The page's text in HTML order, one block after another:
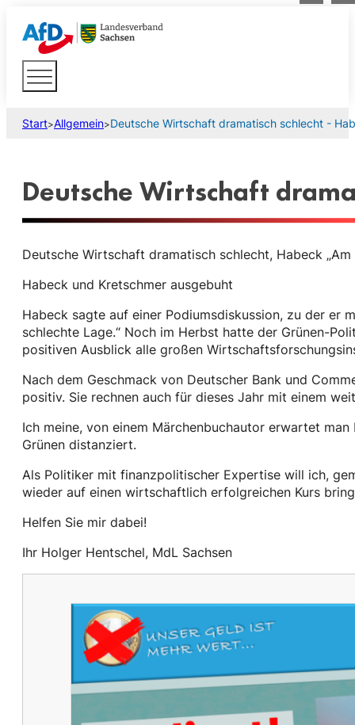
Start>Allgemein>Deutsche Wirtschaft dramatisch schlecht -
Deutsche Wirtschaft
Deutsche Wirtschaft dramatisch schlecht, Habeck „Am
Habeck und Kretschmer ausgebuht
Habeck sagte auf einer Podiumsdiskussion, zu der er
schlechte Lage.“ Noch im Herbst hatte der Grünen-
positiven Ausblick alle großen
Nach dem Geschmack von Deutscher Bank und
positiv. Sie rechnen auch für dieses Jahr mit einem
Ich meine, von einem Märchenbuchautor erwartet
Grünen distanziert.
Als Politiker mit finanzpolitischer Expertise will ich,
wieder auf einen wirtschaftlich erfolgreichen Kurs
Helfen Sie mir dabei!
Ihr Holger Hentschel, MdL Sachsen